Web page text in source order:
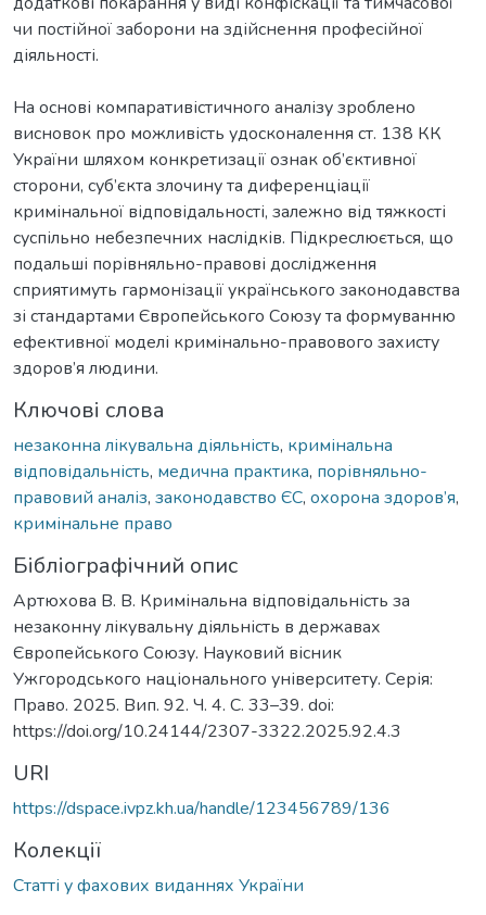
чи постійної заборони на здійснення професійної
діяльності.
На основі компаративістичного аналізу зроблено
висновок про можливість удосконалення ст. 138 КК
України шляхом конкретизації ознак об’єктивної
сторони, суб’єкта злочину та диференціації
кримінальної відповідальності, залежно від тяжкості
суспільно небезпечних наслідків. Підкреслюється, що
подальші порівняльно-правові дослідження
сприятимуть гармонізації українського законодавства
зі стандартами Європейського Союзу та формуванню
ефективної моделі кримінально-правового захисту
здоров’я людини.
Ключові слова
незаконна лікувальна діяльність, кримінальна
відповідальність, медична практика, порівняльно-
правовий аналіз, законодавство ЄС, охорона здоров’я,
кримінальне право
Бібліографічний опис
Артюхова В. В. Кримінальна відповідальність за
незаконну лікувальну діяльність в державах
Європейського Союзу. Науковий вісник
Ужгородського національного університету. Серія:
Право. 2025. Вип. 92. Ч. 4. С. 33–39. doi:
https://doi.org/10.24144/2307-3322.2025.92.4.3
URI
https://dspace.ivpz.kh.ua/handle/123456789/136
Колекції
Статті у фахових виданнях України